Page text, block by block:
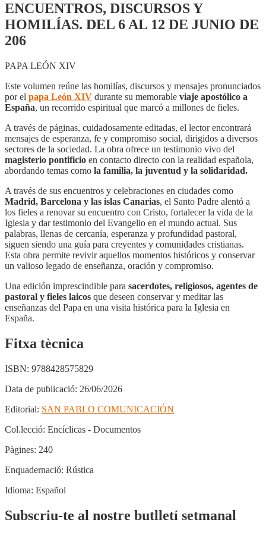
ENCUENTROS, DISCURSOS Y
HOMILÍAS. DEL 6 AL 12 DE JUNIO DE
206
PAPA LEÓN XIV
Este volumen reúne las homilías, discursos y mensajes pronunciados
por el papa León XIV durante su memorable viaje apostólico a
España, un recorrido espiritual que marcó a millones de fieles.
A través de páginas, cuidadosamente editadas, el lector encontrará
mensajes de esperanza, fe y compromiso social, dirigidos a diversos
sectores de la sociedad. La obra ofrece un testimonio vivo del
magisterio pontificio en contacto directo con la realidad española,
abordando temas como la familia, la juventud y la solidaridad.
A través de sus encuentros y celebraciones en ciudades como
Madrid, Barcelona y las islas Canarias, el Santo Padre alentó a
los fieles a renovar su encuentro con Cristo, fortalecer la vida de la
Iglesia y dar testimonio del Evangelio en el mundo actual. Sus
palabras, llenas de cercanía, esperanza y profundidad pastoral,
siguen siendo una guía para creyentes y comunidades cristianas.
Esta obra permite revivir aquellos momentos históricos y conservar
un valioso legado de enseñanza, oración y compromiso.
Una edición imprescindible para sacerdotes, religiosos, agentes de
pastoral y fieles laicos que deseen conservar y meditar las
enseñanzas del Papa en una visita histórica para la Iglesia en
España.
Fitxa tècnica
ISBN: 9788428575829
Data de publicació: 26/06/2026
Editorial: SAN PABLO COMUNICACIÓN
Col.lecció: Encíclicas - Documentos
Pàgines: 240
Enquadernació: Rústica
Idioma: Español
Subscriu-te al nostre butlletí setmanal